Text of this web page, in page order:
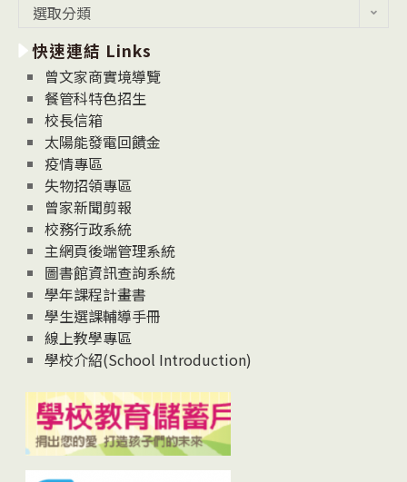
消
息
News
選取分類
快速連結 Links
曾文家商實境導覽
餐管科特色招生
校長信箱
太陽能發電回饋金
疫情專區
失物招領專區
曾家新聞剪報
校務行政系統
主網頁後端管理系統
圖書館資訊查詢系統
學年課程計畫書
學生選課輔導手冊
線上教學專區
學校介紹(School Introduction)